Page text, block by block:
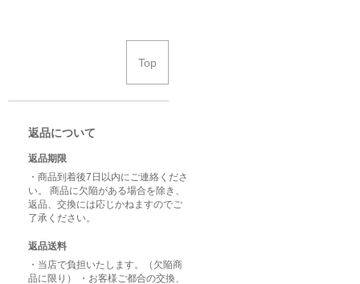
Top
返品について
返品期限
・商品到着後7日以内にご連絡くださ
い。 商品に欠陥がある場合を除き、
返品、交換には応じかねますのでご
了承ください。
返品送料
・当店で負担いたします。（欠陥商
品に限り） ・お客様ご都合の交換、